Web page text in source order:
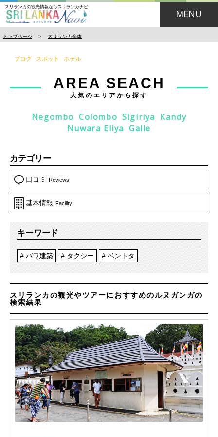
スリランカの観光情報ならスリランカナビ
MENU
トップページ > スリランカ全体
ブログ スポット ホテル
AREA SEACH
人気のエリアから探す
Negombo Colombo Sigiriya Kandy
Nuwara Eliya Galle
カテゴリー
口コミ Reviews
基本情報 Facility
キーワード
バワ建築 タクシー ベントタ
スリランカの観光やツアーにおすすめのルヌガンガの
検索結果